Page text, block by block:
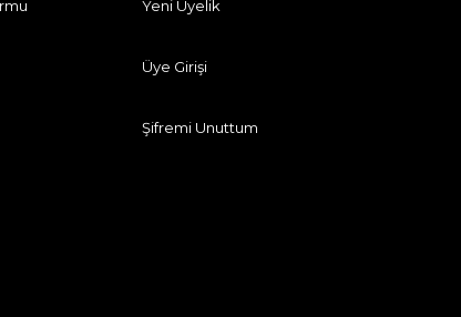
Yeni Üyelik
Üye Girişi
Şifremi Unuttum